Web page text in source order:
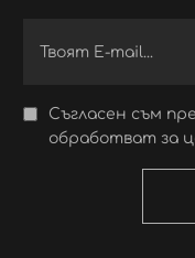
Съгласен съм
обработват за